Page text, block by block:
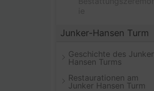
Junker-Hansen Turm
Geschichte des Junker
Hansen Turms
Restaurationen am
Junker Hansen Turm